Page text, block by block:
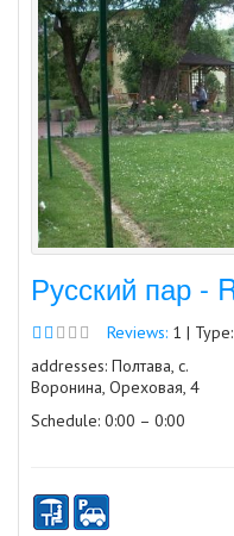
Русский пар -
Reviews: 1 | Type:
addresses: Полтава, с.
Воронина, Ореховая, 4
Schedule: 0:00 – 0:00